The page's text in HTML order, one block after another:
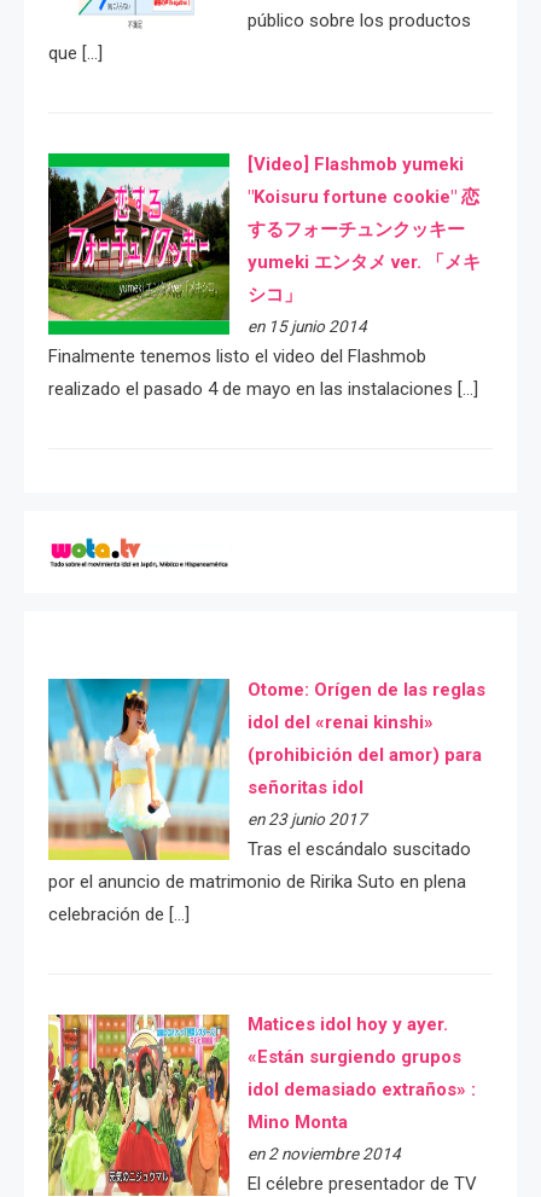
público sobre los productos
que […]
[Video] Flashmob yumeki
"Koisuru fortune cookie" 恋
するフォーチュンクッキー
yumeki エンタメ ver. 「メキ
シコ」
en 15 junio 2014
Finalmente tenemos listo el video del Flashmob
realizado el pasado 4 de mayo en las instalaciones […]
Otome: Orígen de las reglas
idol del «renai kinshi»
(prohibición del amor) para
señoritas idol
en 23 junio 2017
Tras el escándalo suscitado
por el anuncio de matrimonio de Ririka Suto en plena
celebración de […]
Matices idol hoy y ayer.
«Están surgiendo grupos
idol demasiado extraños» :
Mino Monta
en 2 noviembre 2014
El célebre presentador de TV